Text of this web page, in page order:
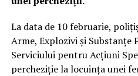
La data de 10 februarie,
Arme, Explozivi și Substanțe
Serviciului pentru Acțiuni
percheziție la locuința unei